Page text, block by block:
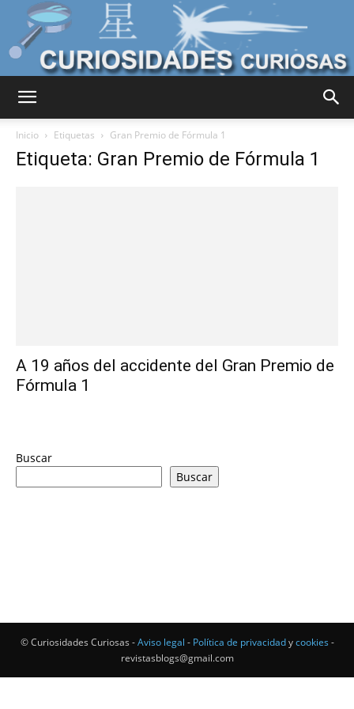
Inicio Etiquetas Gran Premio de Fórmula 1
Etiqueta: Gran Premio de Fórmula 1
A 19 años del accidente del Gran Premio de
Fórmula 1
Buscar
Buscar
© Curiosidades Curiosas -Aviso legal - Política de privacidadycookies -
revistasblogs@gmail.com